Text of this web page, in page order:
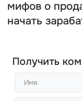
мифов о
начать
Получить